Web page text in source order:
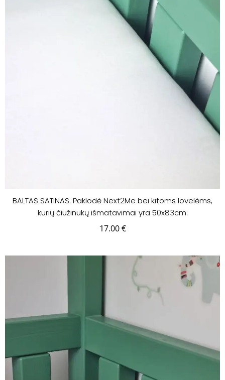
BALTAS SATINAS. Paklodė Next2Me bei kitoms lovelėms,
kurių čiužinukų išmatavimai yra 50x83cm.
17.00€